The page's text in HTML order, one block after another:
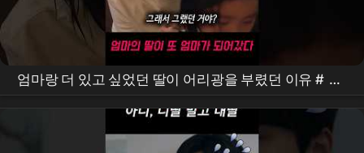
엄마랑 더 있고 싶었던 딸이 어리광을 부렸던 이유 # 폭
싹속았수다